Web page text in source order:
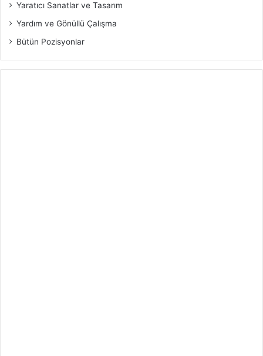
Yaratıcı Sanatlar ve Tasarım
Yardım ve Gönüllü Çalışma
Bütün Pozisyonlar